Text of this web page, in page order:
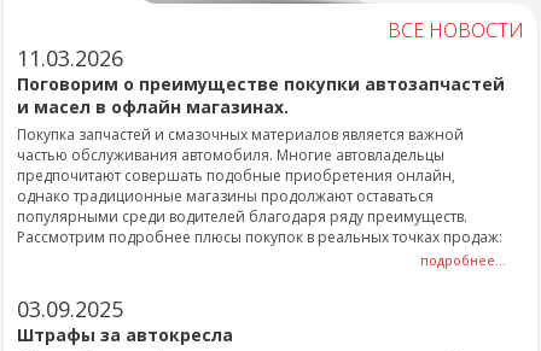
ВСЕ НОВОСТИ
11.03.2026
Поговорим о преимуществе покупки автозапчастей
и масел в офлайн магазинах.
Покупка запчастей и смазочных материалов является важной
частью обслуживания автомобиля. Многие автовладельцы
предпочитают совершать подобные приобретения онлайн,
однако традиционные магазины продолжают оставаться
популярными среди водителей благодаря ряду преимуществ.
Рассмотрим подробнее плюсы покупок в реальных точках продаж:
подробнее...
03.09.2025
Штрафы за автокресла